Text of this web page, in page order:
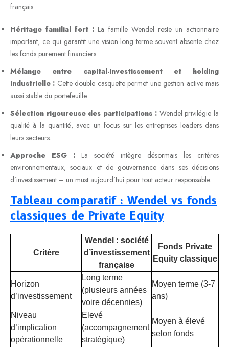
français :
Héritage familial fort : La famille Wendel reste un actionnaire
important, ce qui garantit une vision long terme souvent absente chez
les fonds purement financiers.
Mélange entre capital-investissement et holding
industrielle : Cette double casquette permet une gestion active mais
aussi stable du portefeuille.
Sélection rigoureuse des participations :Wendel privilégie la
qualité à la quantité, avec un focus sur les entreprises leaders dans
leurs secteurs.
Approche ESG : La société intègre désormais les critères
environnementaux, sociaux et de gouvernance dans ses décisions
d’investissement – un must aujourd’hui pour tout acteur responsable.
Tableau comparatif : Wendel vs fonds
classiques de Private Equity
Critère
Wendel : société
d’investissement
française
Fonds Private
Equity classique
Horizon
d’investissement
Long terme
(plusieurs années
voire décennies)
Moyen terme (3-7
ans)
Niveau
d’implication
opérationnelle
Elevé
(accompagnement
stratégique)
Moyen à élevé
selon fonds